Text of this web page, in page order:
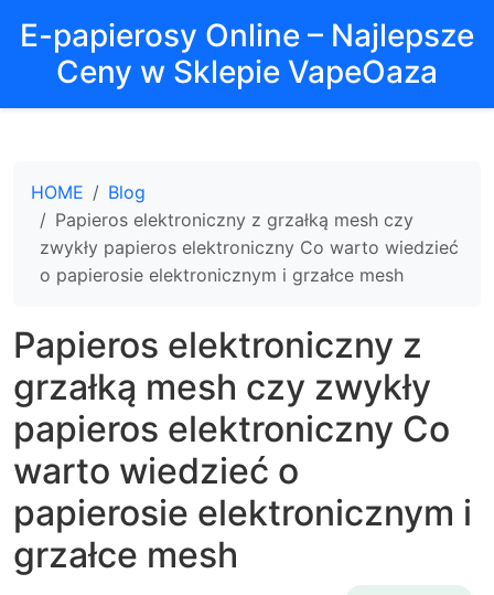
E-papierosy Online – Najlepsze
Ceny w Sklepie VapeOaza
HOME
Blog
Papieros elektroniczny z grzałką mesh czy
zwykły papieros elektroniczny Co warto wiedzieć
o papierosie elektronicznym i grzałce mesh
Papieros elektroniczny z
grzałką mesh czy zwykły
papieros elektroniczny Co
warto wiedzieć o
papierosie elektronicznym i
grzałce mesh